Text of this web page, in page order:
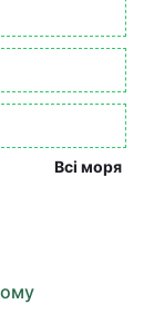
Всі моря